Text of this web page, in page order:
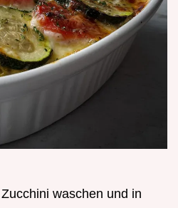
waschen und in